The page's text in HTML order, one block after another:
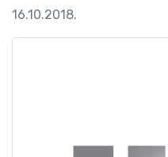
16.10.2018.